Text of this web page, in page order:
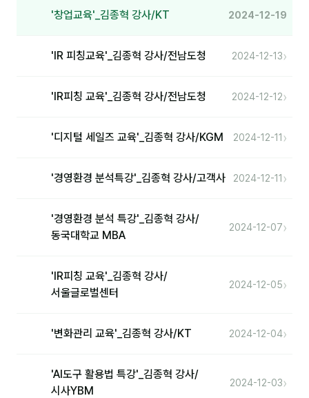
용어사전
자주 묻는 질문
'창업교육'_김종혁 강사/KT 2024-12-19
'IR 피칭교육'_김종혁 강사/전남도청 2024-12-13›
'IR피칭 교육'_김종혁 강사/전남도청 2024-12-12›
'디지털 세일즈 교육'_김종혁 강사/KGM 2024-12-11 ›
'경영환경 분석특강'_김종혁 강사/고객사 2024-12-11 ›
'경영환경 분석 특강'_김종혁 강사/
동국대학교 MBA
2024-12-07›
'IR피칭 교육'_김종혁 강사/
서울글로벌센터
2024-12-05›
'변화관리 교육'_김종혁 강사/KT 2024-12-04›
'AI도구 활용법 특강'_김종혁 강사/
시사YBM
2024-12-03›